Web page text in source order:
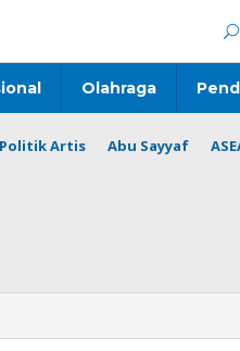
Olahraga
Politik Artis Abu Sayyaf